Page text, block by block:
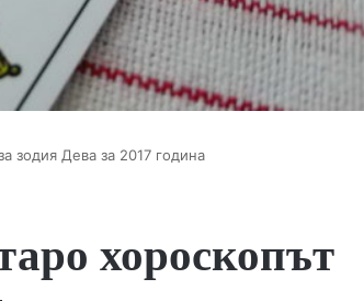
зодия Дева за 2017 година
хороскопът